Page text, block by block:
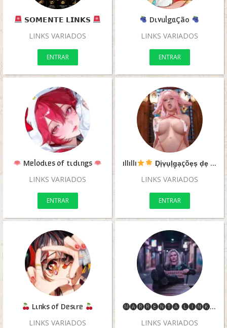
𝗦𝗢𝗠𝗘𝗡𝗧𝗘 𝗟𝗜𝗡𝗞𝗦
LINKS VARIADOS
ENTRAR
Dι᥎ᥙᥣgᥲÇão
LINKS VARIADOS
ENTRAR
Mᥱᥣ᥆dιᥱ᥉ ᥆f tιdιᥒg᥉
LINKS VARIADOS
ENTRAR
ıllıllı
D͙i͙v͙u͙l͙g͙a͙çõe͙s͙ d͙e͙ l͙i͙n͙k͙
LINKS VARIADOS
ENTRAR
Lιᥒk᥉ ᥆f Dᥱ᥉ιrᥱ
LINKS VARIADOS
🅜🅐🅡🅡🅔🅝🅣🅐 🅛🅘🅝🅚🅢 🅞🅕🅒
LINKS VARIADOS